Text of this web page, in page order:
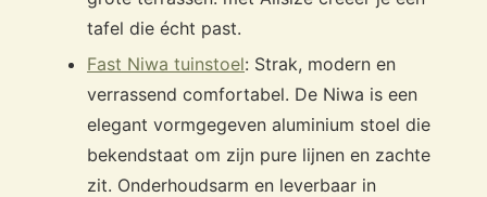
tafel die écht past.
Fast Niwa tuinstoel: Strak, modern en
verrassend comfortabel. De Niwa is een
elegant vormgegeven aluminium stoel die
bekendstaat om zijn pure lijnen en zachte
zit. Onderhoudsarm en leverbaar in